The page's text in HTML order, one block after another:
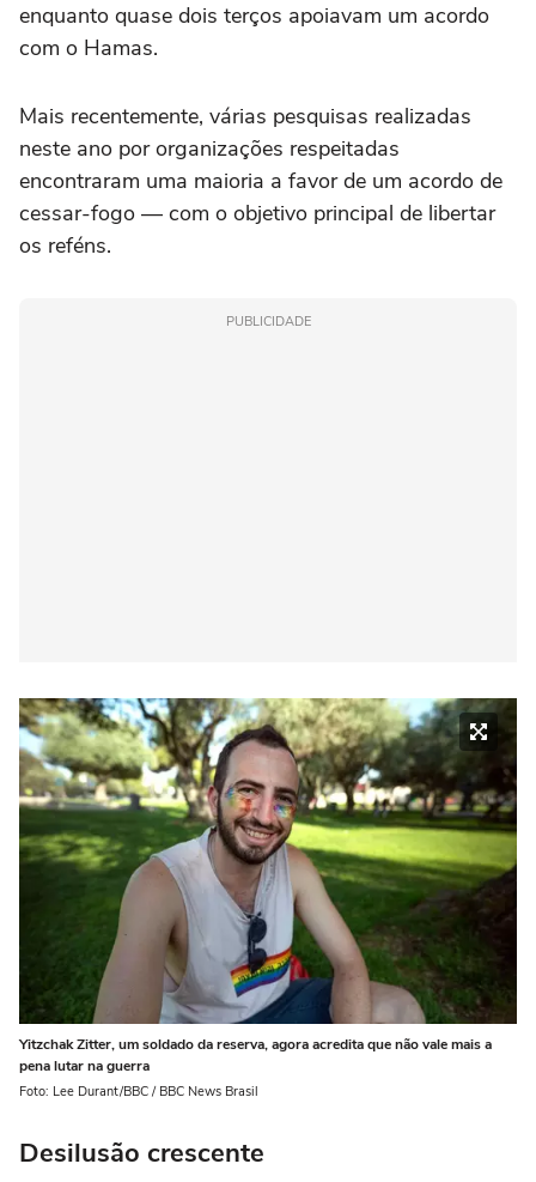
enquanto quase dois terços apoiavam um acordo
com o Hamas.
Mais recentemente, várias pesquisas realizadas
neste ano por organizações respeitadas
encontraram uma maioria a favor de um acordo de
cessar-fogo — com o objetivo principal de libertar
os reféns.
PUBLICIDADE
Yitzchak Zitter, um soldado da reserva, agora acredita que não vale mais a
pena lutar na guerra
Foto: Lee Durant/BBC / BBC News Brasil
Desilusão crescente